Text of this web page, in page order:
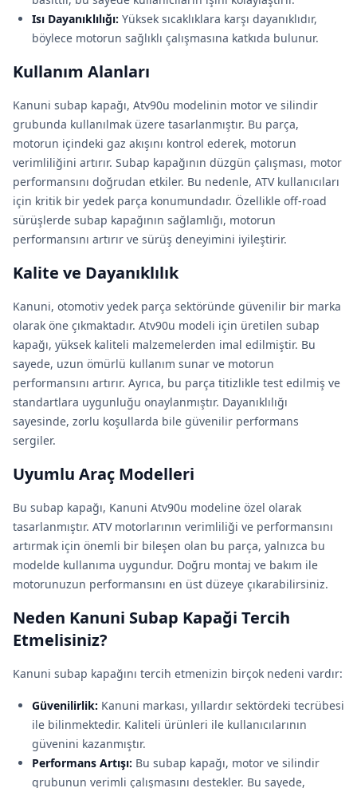
Isı Dayanıklılığı: Yüksek sıcaklıklara karşı dayanıklıdır,
böylece motorun sağlıklı çalışmasına katkıda bulunur.
Kullanım Alanları
Kanuni subap kapağı, Atv90u modelinin motor ve silindir
grubunda kullanılmak üzere tasarlanmıştır. Bu parça,
motorun içindeki gaz akışını kontrol ederek, motorun
verimliliğini artırır. Subap kapağının düzgün çalışması, motor
performansını doğrudan etkiler. Bu nedenle, ATV kullanıcıları
için kritik bir yedek parça konumundadır. Özellikle off-road
sürüşlerde subap kapağının sağlamlığı, motorun
performansını artırır ve sürüş deneyimini iyileştirir.
Kalite ve Dayanıklılık
Kanuni, otomotiv yedek parça sektöründe güvenilir bir marka
olarak öne çıkmaktadır. Atv90u modeli için üretilen subap
kapağı, yüksek kaliteli malzemelerden imal edilmiştir. Bu
sayede, uzun ömürlü kullanım sunar ve motorun
performansını artırır. Ayrıca, bu parça titizlikle test edilmiş ve
standartlara uygunluğu onaylanmıştır. Dayanıklılığı
sayesinde, zorlu koşullarda bile güvenilir performans
sergiler.
Uyumlu Araç Modelleri
Bu subap kapağı, Kanuni Atv90u modeline özel olarak
tasarlanmıştır. ATV motorlarının verimliliği ve performansını
artırmak için önemli bir bileşen olan bu parça, yalnızca bu
modelde kullanıma uygundur. Doğru montaj ve bakım ile
motorunuzun performansını en üst düzeye çıkarabilirsiniz.
Neden Kanuni Subap Kapaği Tercih
Etmelisiniz?
Kanuni subap kapağını tercih etmenizin birçok nedeni vardır:
Güvenilirlik: Kanuni markası, yıllardır sektördeki tecrübesi
ile bilinmektedir. Kaliteli ürünleri ile kullanıcılarının
güvenini kazanmıştır.
Performans Artışı: Bu subap kapağı, motor ve silindir
grubunun verimli çalışmasını destekler. Bu sayede,